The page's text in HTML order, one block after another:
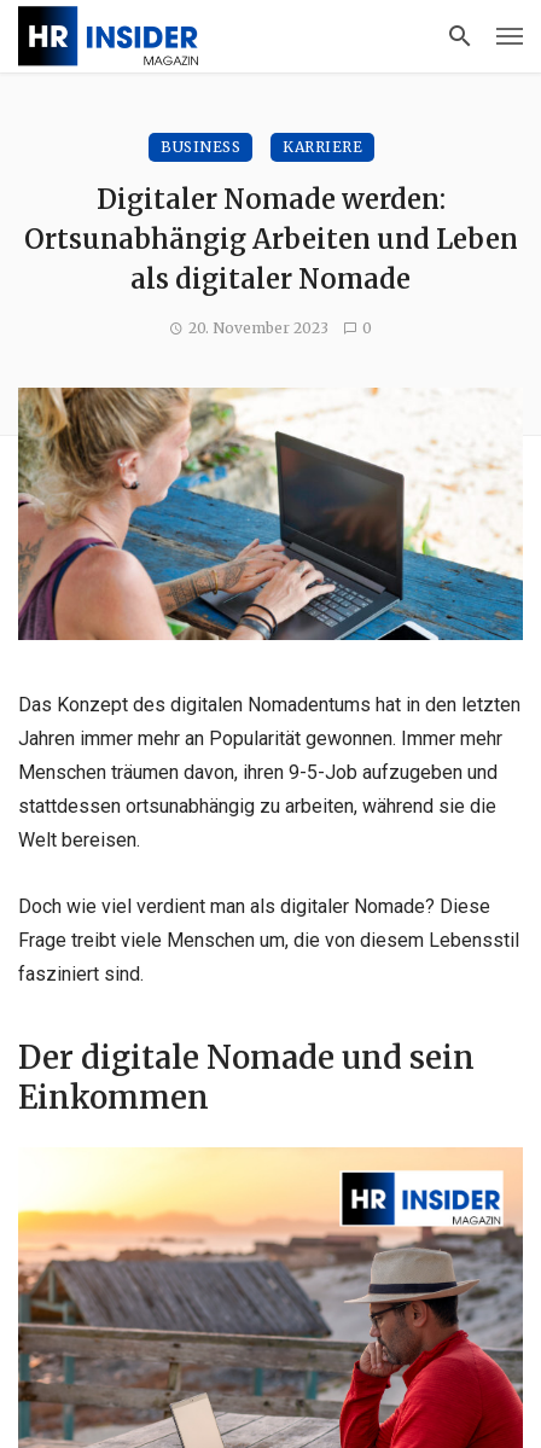
BUSINESS KARRIERE
Digitaler Nomade werden:
Ortsunabhängig Arbeiten und Leben
als digitaler Nomade
20. November 2023 0
Das Konzept des digitalen Nomadentums hat in den letzten
Jahren immer mehr an Popularität gewonnen. Immer mehr
Menschen träumen davon, ihren 9-5-Job aufzugeben und
stattdessen ortsunabhängig zu arbeiten, während sie die
Welt bereisen.
Doch wie viel verdient man als digitaler Nomade? Diese
Frage treibt viele Menschen um, die von diesem Lebensstil
fasziniert sind.
Der digitale Nomade und sein
Einkommen